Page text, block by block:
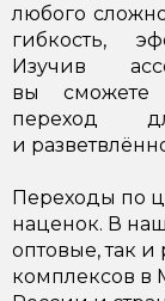
любого
гибкость,
Изучив
вы сможете
переход
и
Переходы по
наценок. В
оптовые, так
комплексов в